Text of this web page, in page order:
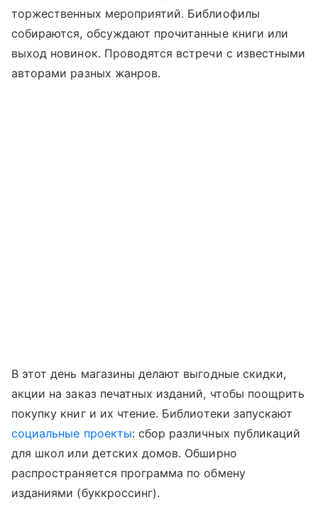
торжественных мероприятий. Библиофилы
собираются, обсуждают прочитанные книги или
выход новинок. Проводятся встречи с известными
авторами разных жанров.
В этот день магазины делают выгодные скидки,
акции на заказ печатных изданий, чтобы поощрить
покупку книг и их чтение. Библиотеки запускают
социальные проекты: сбор различных публикаций
для школ или детских домов. Обширно
распространяется программа по обмену
изданиями (буккроссинг).